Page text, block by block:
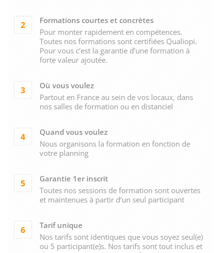
2
Formations courtes et concrètes
Pour monter rapidement en compétences.
Toutes nos formations sont certifiées Qualiopi.
Pour vous c’est la garantie d’une formation à
forte valeur ajoutée.
3
Où vous voulez
Partout en France au sein de vos locaux, dans
nos salles de formation ou en distanciel
4
Quand vous voulez
Nous organisons la formation en fonction de
votre planning
5
Garantie 1er inscrit
Toutes nos sessions de formation sont ouvertes
et maintenues à partir d’un seul participant
6
Tarif unique
Nos tarifs sont identiques que vous soyez seul(e)
ou 5 participant(e)s. Nos tarifs sont tout inclus et